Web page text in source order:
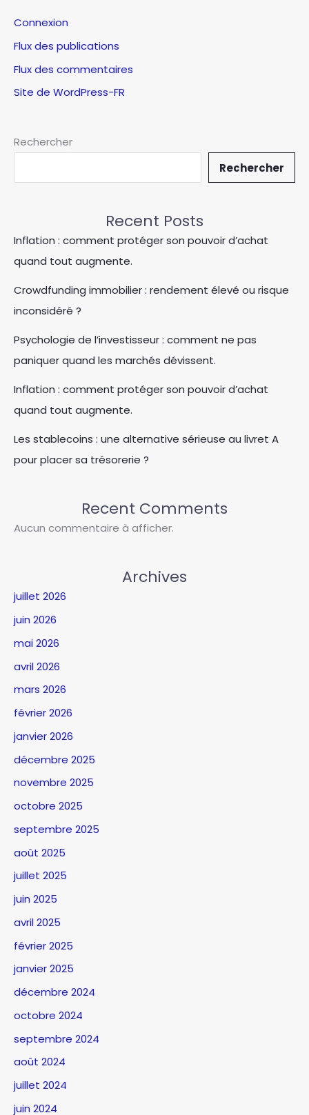
Connexion
Flux des publications
Flux des commentaires
Site de WordPress-FR
Rechercher
Rechercher
Recent Posts
Inflation : comment protéger son pouvoir d’achat
quand tout augmente.
Crowdfunding immobilier : rendement élevé ou risque
inconsidéré ?
Psychologie de l’investisseur : comment ne pas
paniquer quand les marchés dévissent.
Inflation : comment protéger son pouvoir d’achat
quand tout augmente.
Les stablecoins : une alternative sérieuse au livret A
pour placer sa trésorerie ?
Recent Comments
Aucun commentaire à afficher.
Archives
juillet 2026
juin 2026
mai 2026
avril 2026
mars 2026
février 2026
janvier 2026
décembre 2025
novembre 2025
octobre 2025
septembre 2025
août 2025
juillet 2025
juin 2025
avril 2025
février 2025
janvier 2025
décembre 2024
octobre 2024
septembre 2024
août 2024
juillet 2024
juin 2024